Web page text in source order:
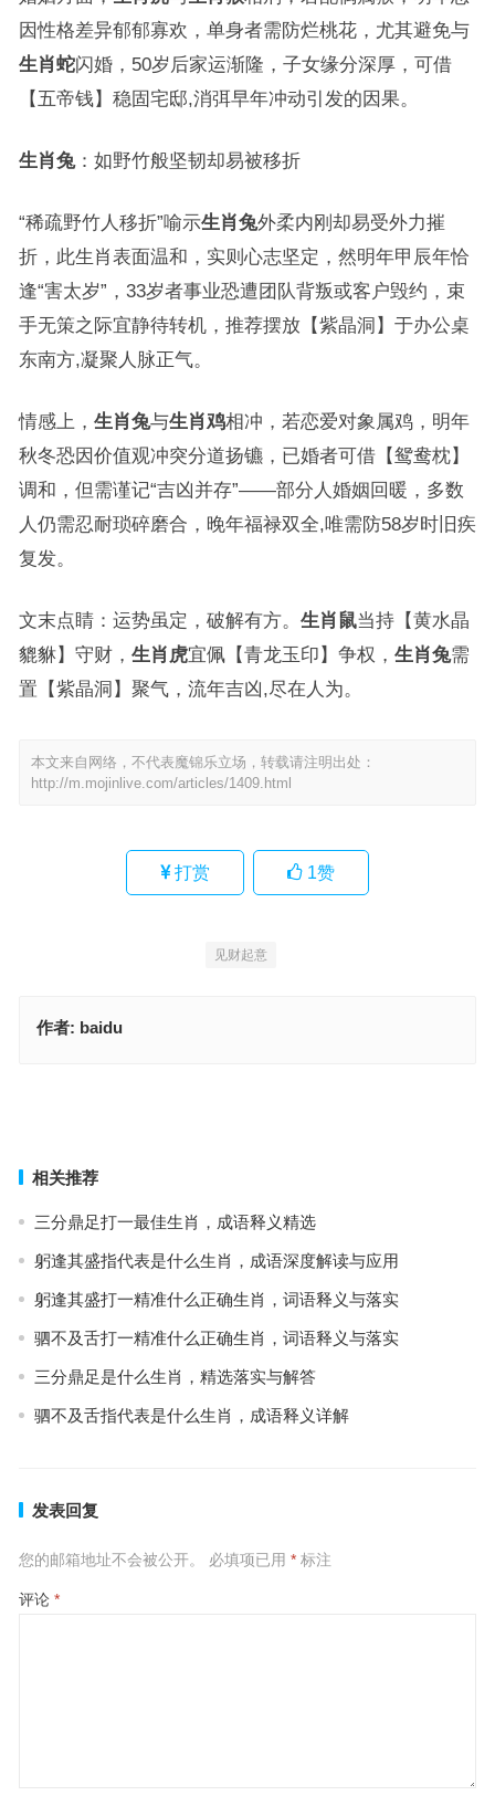
因性格差异郁郁寡欢，单身者需防烂桃花，尤其避免与
生肖蛇闪婚，50岁后家运渐隆，子女缘分深厚，可借
【五帝钱】稳固宅邸,消弭早年冲动引发的因果。
生肖兔：如野竹般坚韧却易被移折
“稀疏野竹人移折”喻示生肖兔外柔内刚却易受外力摧
折，此生肖表面温和，实则心志坚定，然明年甲辰年恰
逢“害太岁”，33岁者事业恐遭团队背叛或客户毁约，束
手无策之际宜静待转机，推荐摆放【紫晶洞】于办公桌
东南方,凝聚人脉正气。
情感上， 生肖兔与生肖鸡相冲，若恋爱对象属鸡，明年
秋冬恐因价值观冲突分道扬镳，已婚者可借【鸳鸯枕】
调和，但需谨记“吉凶并存”——部分人婚姻回暖，多数
人仍需忍耐琐碎磨合，晚年福禄双全,唯需防58岁时旧疾
复发。
文末点睛：运势虽定，破解有方。 生肖鼠当持【黄水晶
貔貅】守财， 生肖虎宜佩【青龙玉印】争权， 生肖兔需
置【紫晶洞】聚气，流年吉凶,尽在人为。
本文来自网络，不代表魔锦乐立场，转载请注明出处：
http://m.mojinlive.com/articles/1409.html
打赏 1赞
见财起意
作者: baidu
相关推荐
三分鼎足打一最佳生肖，成语释义精选
躬逢其盛指代表是什么生肖，成语深度解读与应用
躬逢其盛打一精准什么正确生肖，词语释义与落实
驷不及舌打一精准什么正确生肖，词语释义与落实
三分鼎足是什么生肖，精选落实与解答
驷不及舌指代表是什么生肖，成语释义详解
发表回复
您的邮箱地址不会被公开。 必填项已用 *标注
评论 *